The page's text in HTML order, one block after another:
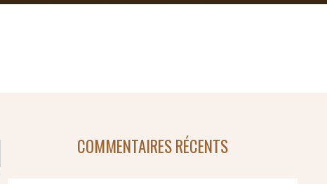
COMMENTAIRES RÉCENTS